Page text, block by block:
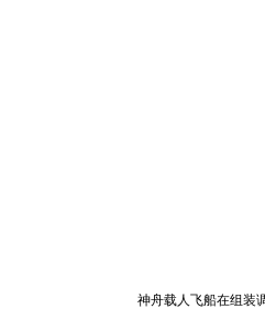
神舟载人飞船在组装